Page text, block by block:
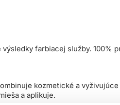
farbiacej služby.
kozmetické a
a aplikuje.